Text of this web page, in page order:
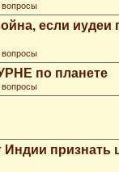
вопросы
если иудеи
вопросы
по планете
вопросы
Индии признать